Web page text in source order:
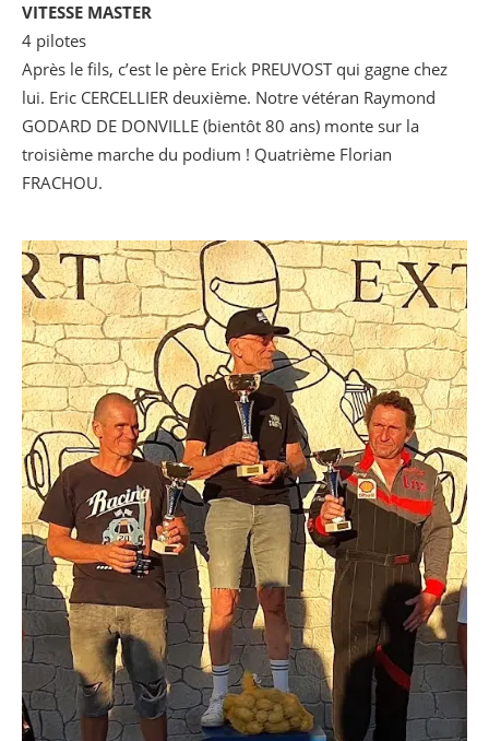
VITESSE MASTER
4 pilotes
Après le fils, c’est le père Erick PREUVOST qui gagne chez
lui. Eric CERCELLIER deuxième. Notre vétéran Raymond
GODARD DE DONVILLE (bientôt 80 ans) monte sur la
troisième marche du podium ! Quatrième Florian
FRACHOU.